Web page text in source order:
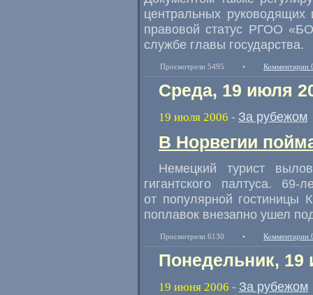
центральных руководящих
правовой статус РГОО
службе главы государства.
Просмотрели 5495 • Комментарии
Среда, 19 июля
19 июля 2006 - За рубежом
В Норвегии
Немецкий турист
гигантского палтуса.
от популярной гостиницы
поплавок внезапно ушел
Просмотрели 6130 • Комментарии
Понедельник, 19
19 июня 2006 - За рубежом